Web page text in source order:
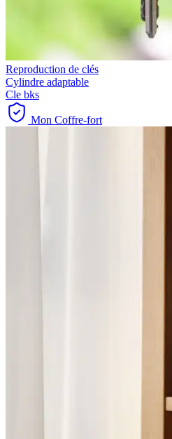
Reproduction de clés
Cylindre adaptable
Cle bks
Mon Coffre-fort